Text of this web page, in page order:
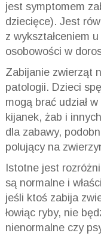
jest symptomem
dziecięce). Jest
z wykształceniem
osobowości w
Zabijanie zwierząt
patologii. Dzieci
mogą brać udział
kijanek, żab i
dla zabawy,
polujący na
Istotne jest
są normalne i
jeśli ktoś zabija
łowiąc ryby, nie
nienormalne czy